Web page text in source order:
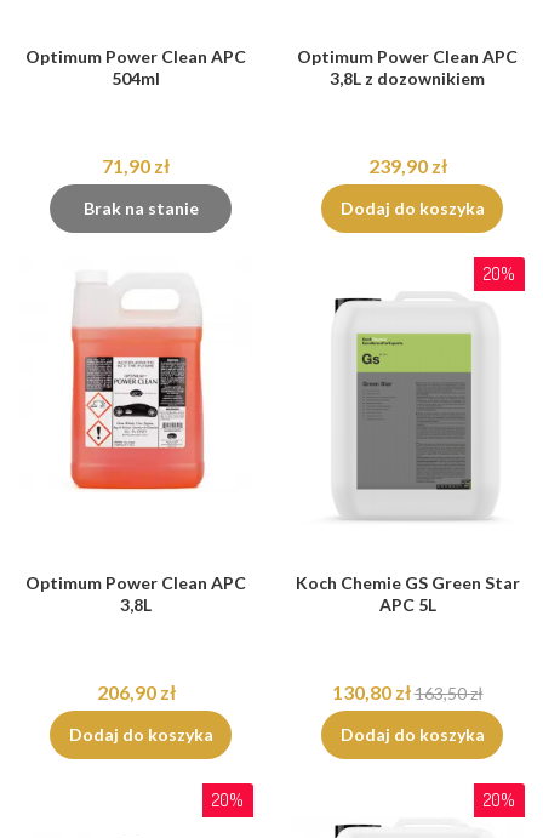
Optimum Power Clean APC
504ml
71,90 zł
Brak na stanie
Optimum Power Clean APC
3,8L z dozownikiem
239,90 zł
Dodaj do koszyka
Optimum Power Clean APC
3,8L
206,90 zł
Dodaj do koszyka
20%
Koch Chemie GS Green Star
APC 5L
130,80 zł163,50 zł
Dodaj do koszyka
20% 20%